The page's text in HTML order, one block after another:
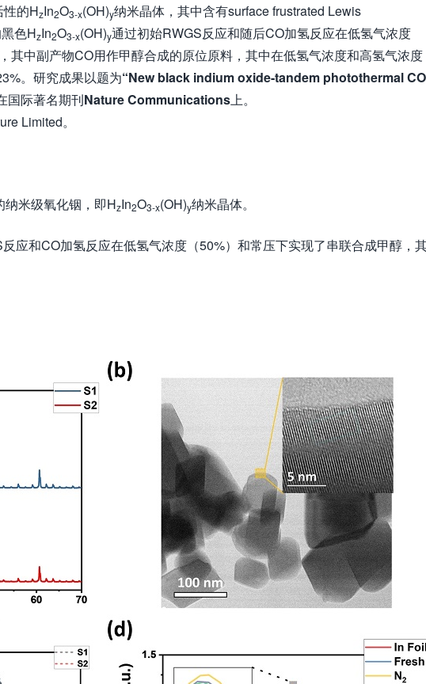
的HzIn2O3-x(OH)y纳米晶体，其中含有surface frustrated Lewis
色HzIn2O3-x(OH)y通过初始RWGS反应和随后CO加氢反应在低氢气浓度
其中副产物CO用作甲醇合成的原位原料，其中在低氢气浓度和高氢气浓度
。研究成果以题为“New black indium oxide-tandem photothermal CO
国际著名期刊Nature Communications上。
Limited。
米级氧化铟，即HzIn2O3-x(OH)y纳米晶体。
应和CO加氢反应在低氢气浓度（50%）和常压下实现了串联合成甲醇，